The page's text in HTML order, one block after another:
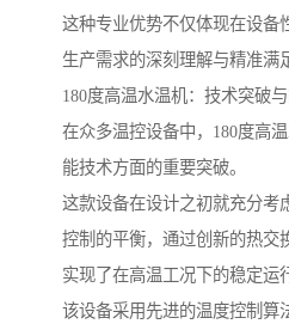
这种专业优势不仅体现在设备
生产需求的深刻理解与精准满
180度高温水温机：技术突破
在众多温控设备中，180度高
能技术方面的重要突破。
这款设备在设计之初就充分考
控制的平衡，通过创新的热交
实现了在高温工况下的稳定运
该设备采用先进的温度控制算